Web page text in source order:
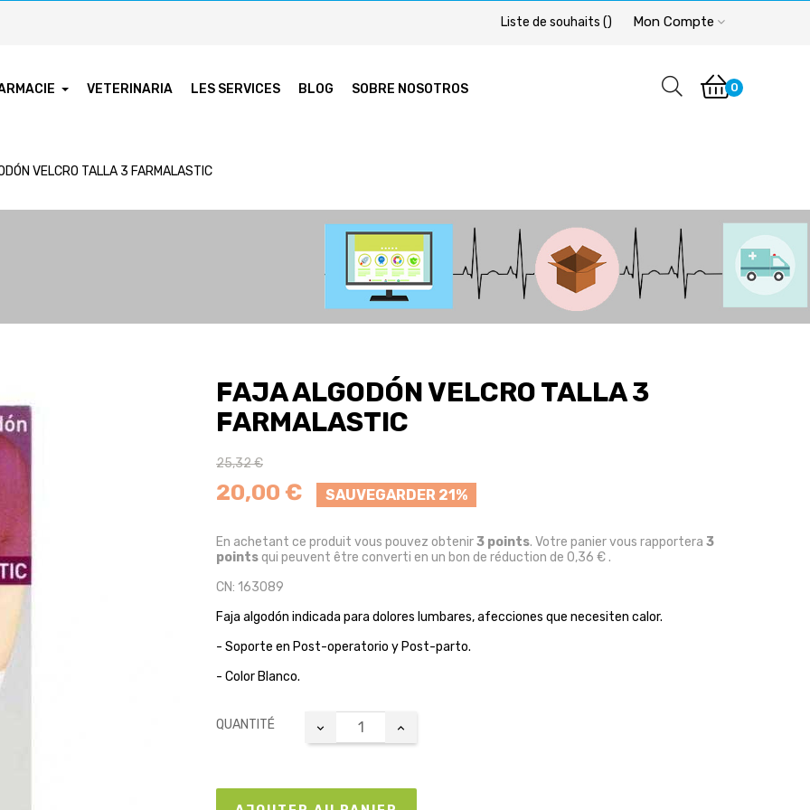
Mon Compte
Liste de souhaits ()
VETERINARIA LES SERVICES BLOG SOBRE NOSOTROS 0
VELCRO TALLA 3 FARMALASTIC
FAJA ALGODÓN VELCRO TALLA 3
FARMALASTIC
25,32 €
20,00 € SAUVEGARDER 21%
En achetant ce produit vous pouvez obtenir3 points. Votre panier vous rapportera 3
pointsqui peuvent être converti en un bon de réduction de 0,36 €.
CN: 163089
Faja algodón indicada para dolores lumbares, afecciones que necesiten calor.
- Soporte en Post-operatorio y Post-parto.
- Color Blanco.
QUANTITÉ